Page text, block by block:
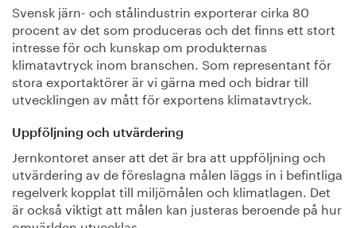
Svensk järn- och stålindustrin exporterar cirka 80
procent av det som produceras och det finns ett stort
intresse för och kunskap om produkternas
klimatavtryck inom branschen. Som representant för
stora exportaktörer är vi gärna med och bidrar till
utvecklingen av mått för exportens klimatavtryck.
Uppföljning och utvärdering
Jernkontoret anser att det är bra att uppföljning och
utvärdering av de föreslagna målen läggs in i befintliga
regelverk kopplat till miljömålen och klimatlagen. Det
är också viktigt att målen kan justeras beroende på hur